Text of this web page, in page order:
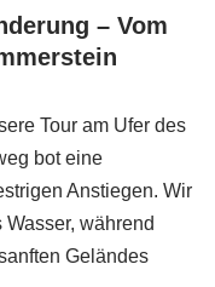
– Vom
Tour am Ufer des
bot eine
Anstiegen. Wir
während
Geländes